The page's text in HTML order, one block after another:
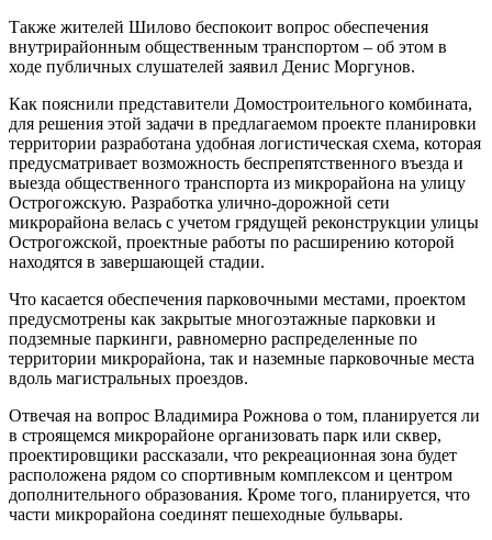
Также жителей Шилово беспокоит вопрос обеспечения
внутрирайонным общественным транспортом – об этом в
ходе публичных слушателей заявил Денис Моргунов.
Как пояснили представители Домостроительного комбината,
для решения этой задачи в предлагаемом проекте планировки
территории разработана удобная логистическая схема, которая
предусматривает возможность беспрепятственного въезда и
выезда общественного транспорта из микрорайона на улицу
Острогожскую. Разработка улично-дорожной сети
микрорайона велась с учетом грядущей реконструкции улицы
Острогожской, проектные работы по расширению которой
находятся в завершающей стадии.
Что касается обеспечения парковочными местами, проектом
предусмотрены как закрытые многоэтажные парковки и
подземные паркинги, равномерно распределенные по
территории микрорайона, так и наземные парковочные места
вдоль магистральных проездов.
Отвечая на вопрос Владимира Рожнова о том, планируется ли
в строящемся микрорайоне организовать парк или сквер,
проектировщики рассказали, что рекреационная зона будет
расположена рядом со спортивным комплексом и центром
дополнительного образования. Кроме того, планируется, что
части микрорайона соединят пешеходные бульвары.